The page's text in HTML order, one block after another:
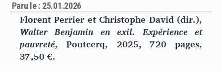
Paru le : 25.01.2026
Florent Perrier et Christophe David (dir.),
Walter Benjamin en exil. Expérience et
pauvreté, Pontcerq, 2025, 720 pages,
37,50 €.